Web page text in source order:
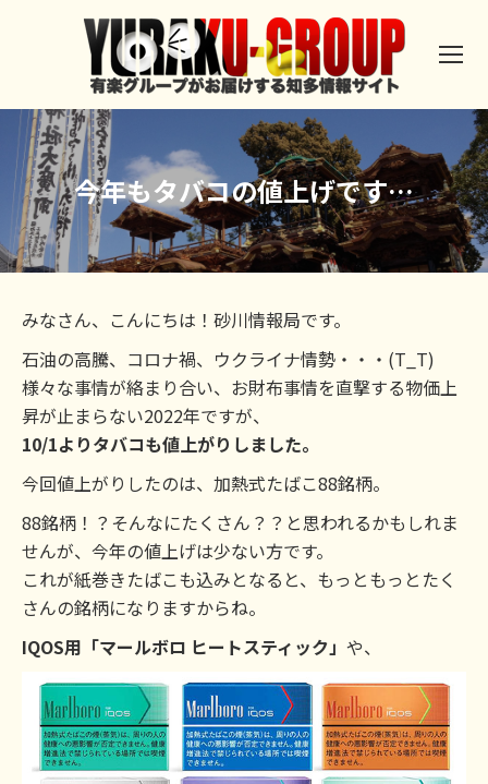
今年もタバコの値上げです…
みなさん、こんにちは！砂川情報局です。
石油の高騰、コロナ禍、ウクライナ情勢・・・(T_T)
様々な事情が絡まり合い、お財布事情を直撃する物価上
昇が止まらない2022年ですが、
10/1よりタバコも値上がりしました。
今回値上がりしたのは、加熱式たばこ88銘柄。
88銘柄！？そんなにたくさん？？と思われるかもしれま
せんが、今年の値上げは少ない方です。
これが紙巻きたばこも込みとなると、もっともっとたく
さんの銘柄になりますからね。
IQOS用「マールボロ ヒートスティック」 や、